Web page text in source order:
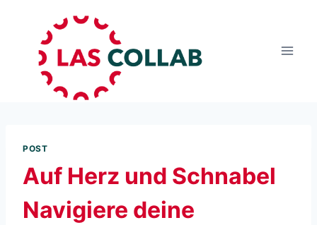
POST
Auf Herz und Schnabel
Navigiere deine